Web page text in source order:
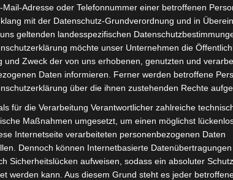
um14:01 Uhr zu einem Böschungsbrand
war trockene Vegetation in Brand
(HLF)und einem
sowie rund 1.500 Liter Wasser zur
bestätigte den erfolgreichen
sowie die Polizei beteiligt.
Mail-Adresse oder Telefonnummer einer betroffenen
mit der Datenschutz-Grundverordnung und in
geltenden landesspezifischen
möchte unser Unternehmen die
und Zweck der von uns erhobenen, genutzten und
Daten informieren. Ferner werden betroffene
über die ihnen zustehenden Rechte
für die Verarbeitung Verantwortlicher zahlreiche
Maßnahmen umgesetzt, um einen möglichst
Internetseite verarbeiteten personenbezogenen Daten
Dennoch können Internetbasierte Datenübertragungen
Sicherheitslücken aufweisen, sodass ein absoluter
werden kann. Aus diesem Grund steht es jeder